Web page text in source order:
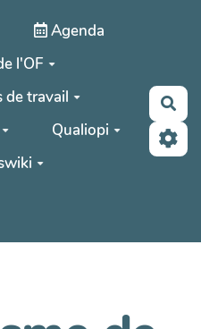
Agenda
l'OF
de travail
Qualiopi